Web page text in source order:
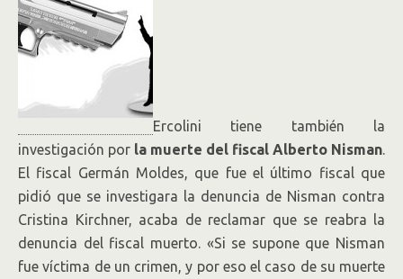
Ercolini tiene también la
investigación por la muerte del fiscal Alberto Nisman.
El fiscal Germán Moldes, que fue el último fiscal que
pidió que se investigara la denuncia de Nisman contra
Cristina Kirchner, acaba de reclamar que se reabra la
denuncia del fiscal muerto. «Si se supone que Nisman
fue víctima de un crimen, y por eso el caso de su muerte